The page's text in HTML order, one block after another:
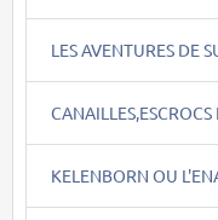
LES AVENTURES DE
KELENBORN OU